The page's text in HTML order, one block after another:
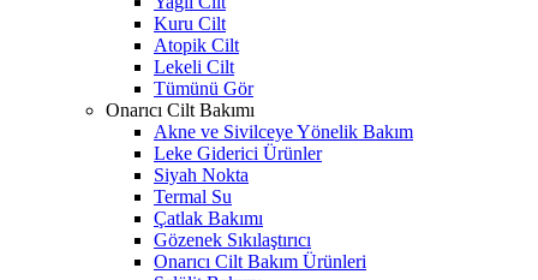
Kuru Cilt
Atopik Cilt
Lekeli Cilt
Tümünü Gör
Onarıcı Cilt Bakımı
Akne ve Sivilceye Yönelik Bakım
Leke Giderici Ürünler
Siyah Nokta
Termal Su
Çatlak Bakımı
Gözenek Sıkılaştırıcı
Onarıcı Cilt Bakım Ürünleri